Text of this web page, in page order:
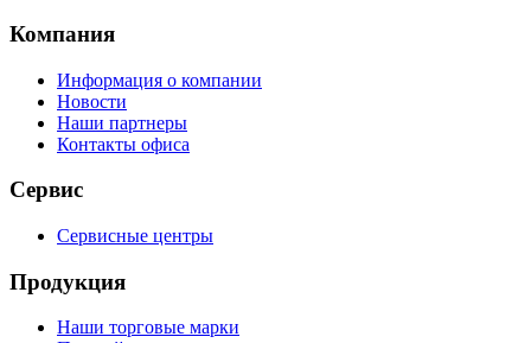
Компания
Информация о компании
Новости
Наши партнеры
Контакты офиса
Сервис
Сервисные центры
Продукция
Наши торговые марки